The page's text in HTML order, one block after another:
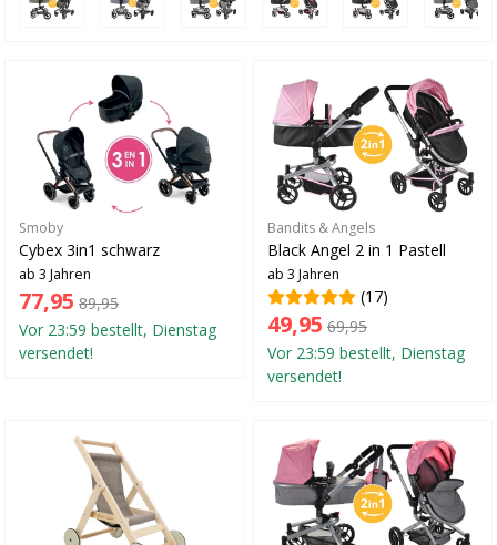
Smoby
Cybex 3in1 schwarz
ab 3 Jahren
77,95 89,95
Vor 23:59 bestellt, Dienstag
versendet!
Bandits & Angels
Black Angel 2 in 1 Pastell
ab 3 Jahren
(17)
49,95 69,95
Vor 23:59 bestellt, Dienstag
versendet!